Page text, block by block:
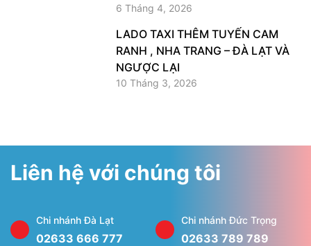
6 Tháng 4, 2026
LADO TAXI THÊM TUYẾN CAM
RANH , NHA TRANG – ĐÀ LẠT VÀ
NGƯỢC LẠI
10 Tháng 3, 2026
Liên hệ với chúng tôi
Chi nhánh Đà Lạt
02633 666 777
Chi nhánh Đức Trọng
02633 789 789